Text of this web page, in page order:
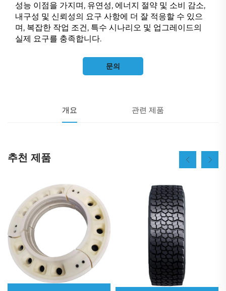
성능 이점을 가지며, 유연성, 에너지 절약 및 소비 감소,
내구성 및 신뢰성의 요구 사항에 더 잘 적응할 수 있으
며, 복잡한 작업 조건, 특수 시나리오 및 업그레이드의
실제 요구를 충족합니다.
문의
개요 관련 제품
추천 제품